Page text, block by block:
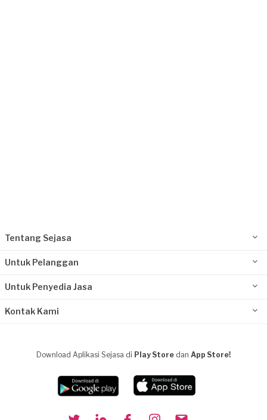
Tentang Sejasa
Untuk Pelanggan
Untuk Penyedia Jasa
Kontak Kami
Download Aplikasi Sejasa di Play Store dan App Store!